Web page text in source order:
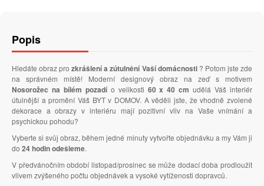
Popis
Hledáte obraz prozkrášlení a zútulnění Vaší domácnosti? Potom jste zde
na správném místě! Moderní designový obraz na zeď s motivem
Nosorožec na bílém pozadío velikosti 60 x 40 cm udělá Váš interiér
útulnější a promění Váš BYT v DOMOV. A věděli jste, že vhodně zvolené
dekorace a obrazy v interiéru mají pozitivní vliv na Vaše vnímání a
psychickou pohodu?
Vyberte si svůj obraz, během jedné minuty vytvořte objednávku a my Vám ji
do 24 hodin odešleme.
V předvánočním období listopad/prosinec se může dodací doba prodloužit
vlivem zvýšeného počtu objednávek a vysoké vytíženosti dopravců.